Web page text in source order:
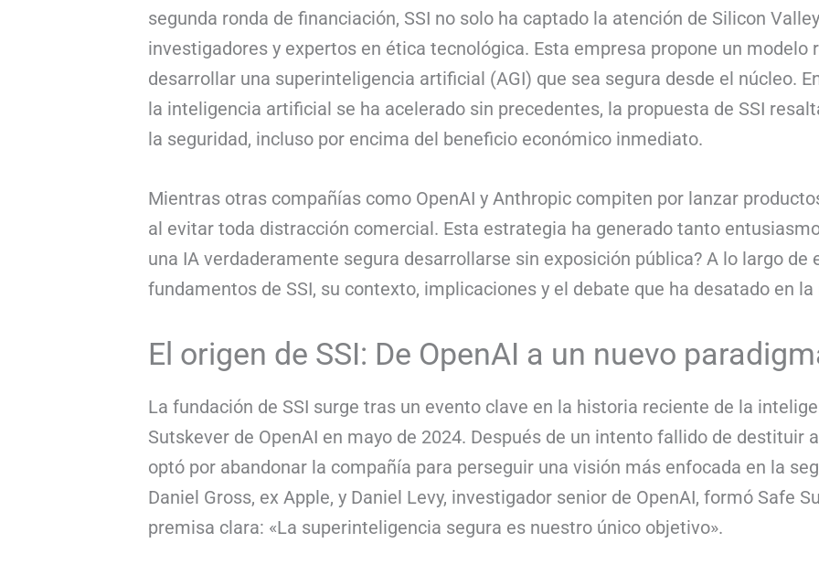
segunda ronda de financiación, SSI no solo ha captado la atención de Silicon
investigadores y expertos en ética tecnológica. Esta empresa propone un
desarrollar una superinteligencia artificial (AGI) que sea segura desde el núcleo.
la inteligencia artificial se ha acelerado sin precedentes, la propuesta de SSI
la seguridad, incluso por encima del beneficio económico inmediato.
Mientras otras compañías como OpenAI y Anthropic compiten por lanzar
al evitar toda distracción comercial. Esta estrategia ha generado tanto
una IA verdaderamente segura desarrollarse sin exposición pública? A lo largo
fundamentos de SSI, su contexto, implicaciones y el debate que ha desatado en
El origen de SSI: De OpenAI a un nuevo
La fundación de SSI surge tras un evento clave en la historia reciente de la
Sutskever de OpenAI en mayo de 2024. Después de un intento fallido de destituir
optó por abandonar la compañía para perseguir una visión más enfocada en la
Daniel Gross, ex Apple, y Daniel Levy, investigador senior de OpenAI, formó Safe
premisa clara: «La superinteligencia segura es nuestro único objetivo».